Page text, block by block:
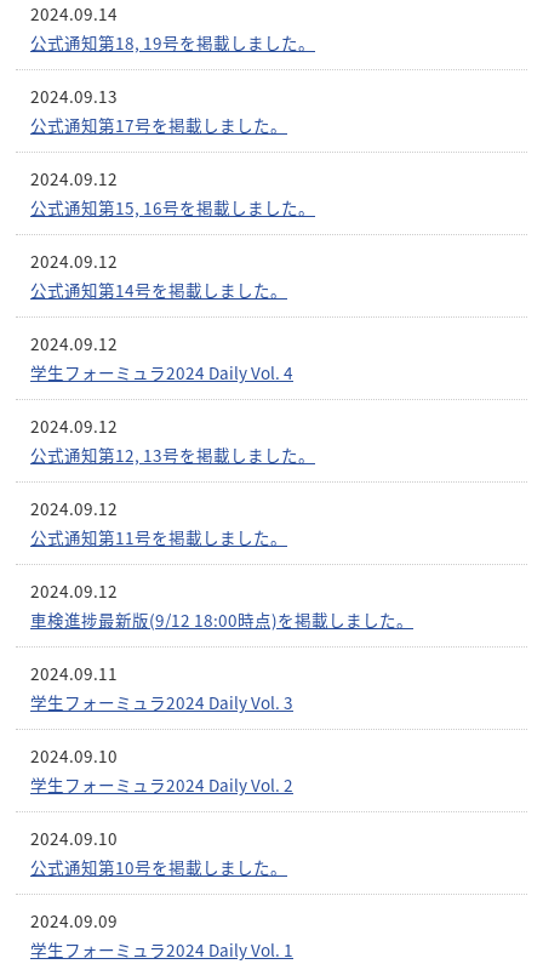
2024.09.14
公式通知第18, 19号を掲載しました。
2024.09.13
公式通知第17号を掲載しました。
2024.09.12
公式通知第15, 16号を掲載しました。
2024.09.12
公式通知第14号を掲載しました。
2024.09.12
学生フォーミュラ2024 Daily Vol. 4
2024.09.12
公式通知第12, 13号を掲載しました。
2024.09.12
公式通知第11号を掲載しました。
2024.09.12
車検進捗最新版(9/12 18:00時点)を掲載しました。
2024.09.11
学生フォーミュラ2024 Daily Vol. 3
2024.09.10
学生フォーミュラ2024 Daily Vol. 2
2024.09.10
公式通知第10号を掲載しました。
2024.09.09
学生フォーミュラ2024 Daily Vol. 1